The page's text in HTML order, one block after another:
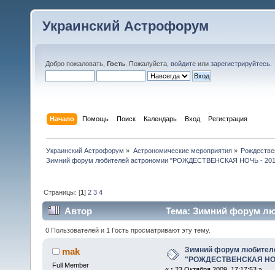
Украинский Астрофорум
Добро пожаловать, Гость . Пожалуйста, войдите или зарегистрируйтесь
Начало Помощь Поиск Календарь Вход Регистрация
Украинский Астрофорум » Астрономические мероприятия»
Зимний форум любителей астрономии "РОЖДЕСТВЕНСКАЯ НОЧЬ -
Страницы: [1]2 3 4
Автор
Тема: Зимний форум
(Прочитано 95653 раз)
0 Пользователей и 1 Гость просматривают эту тему.
mak
Full Member
Зимний форум
"РОЖДЕСТВЕНСКАЯ